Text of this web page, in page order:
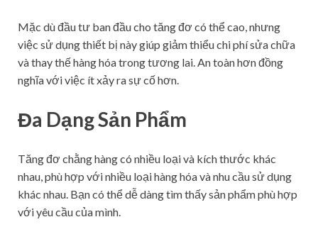
Mặc dù đầu tư ban đầu cho tăng đơ có thể cao, nhưng
việc sử dụng thiết bị này giúp giảm thiểu chi phí sửa chữa
và thay thế hàng hóa trong tương lai. An toàn hơn đồng
nghĩa với việc ít xảy ra sự cố hơn.
Đa Dạng Sản Phẩm
Tăng đơ chằng hàng có nhiều loại và kích thước khác
nhau, phù hợp với nhiều loại hàng hóa và nhu cầu sử dụng
khác nhau. Bạn có thể dễ dàng tìm thấy sản phẩm phù hợp
với yêu cầu của mình.